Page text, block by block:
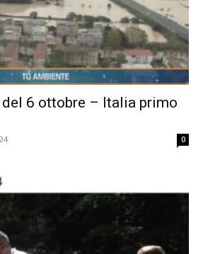
del 6 ottobre – Italia primo
0